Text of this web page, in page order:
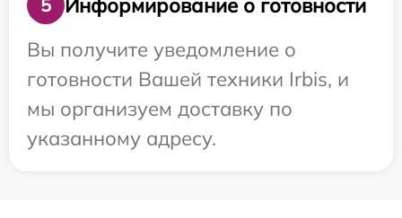
5
Информирование о готовности
Вы получите уведомление о
готовности Вашей техники Irbis, и
мы организуем доставку по
указанному адресу.